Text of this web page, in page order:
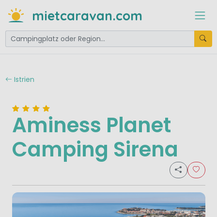
mietcaravan.com
Istrien
Aminess Planet
Camping Sirena